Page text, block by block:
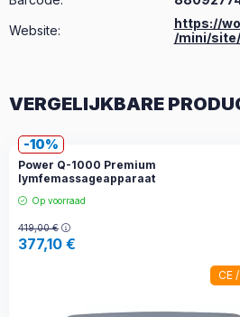
Website:
https://
/mini/
VERGELIJKBARE
10
Power Q-1000 Premium
lymfemassageapparaat
Op voorraad
419,00€
377,10 €
CE